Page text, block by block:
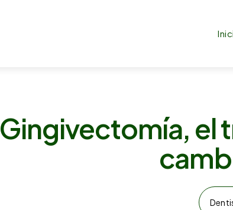
Gingivectomía, el